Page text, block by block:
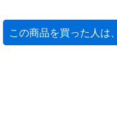
この商品を買った人は